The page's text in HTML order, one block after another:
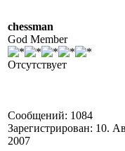
chessman
God Member
Отсутствует
Сообщений: 1084
Зарегистрирован: 10.
2007